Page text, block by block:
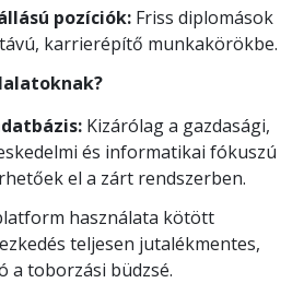
pozíciók: Friss diplomások
karrierépítő munkakörökbe.
Kizárólag a gazdasági,
és informatikai fókuszú
el a zárt rendszerben.
használata kötött
teljesen jutalékmentes,
a toborzási büdzsé.